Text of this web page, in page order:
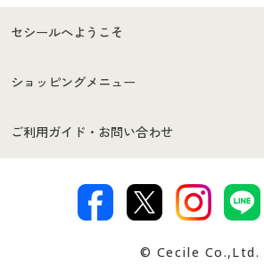
セシールへようこそ
はじめての方へ
セシールご利用規約
著作権・商標について 会社案内
ショッピングメニュー
商品カテゴリ
ご利用ガイド・お問い合わせ
交換・返品は お支払は
© Cecile Co.,Ltd.